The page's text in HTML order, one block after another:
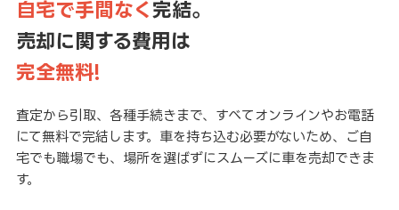
自宅で手間なく 完結。
売却に関する費用は
完全無料!
査定から引取、各種手続きまで、すべてオンラインやお電話
にて無料で完結します。車を持ち込む必要がないため、ご自
宅でも職場でも、場所を選ばずにスムーズに車を売却できま
す。